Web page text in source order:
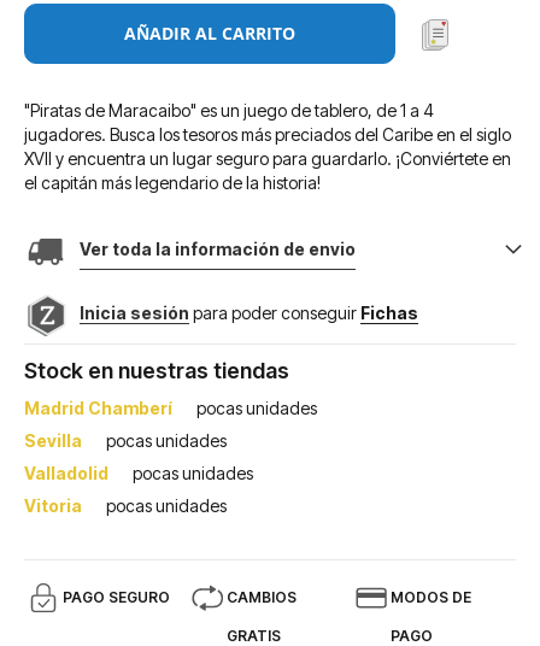
AÑADIR AL CARRITO
"Piratas de Maracaibo" es un juego de tablero, de 1 a 4
jugadores. Busca los tesoros más preciados del Caribe en el siglo
XVII y encuentra un lugar seguro para guardarlo. ¡Conviértete en
el capitán más legendario de la historia!
Ver toda la información de envio
Inicia sesión para poder conseguir Fichas
Stock en nuestras tiendas
Madrid Chamberí
pocas unidades
Sevilla
pocas unidades
Valladolid
pocas unidades
Vitoria
pocas unidades
PAGO SEGURO CAMBIOS
GRATIS
MODOS DE
PAGO